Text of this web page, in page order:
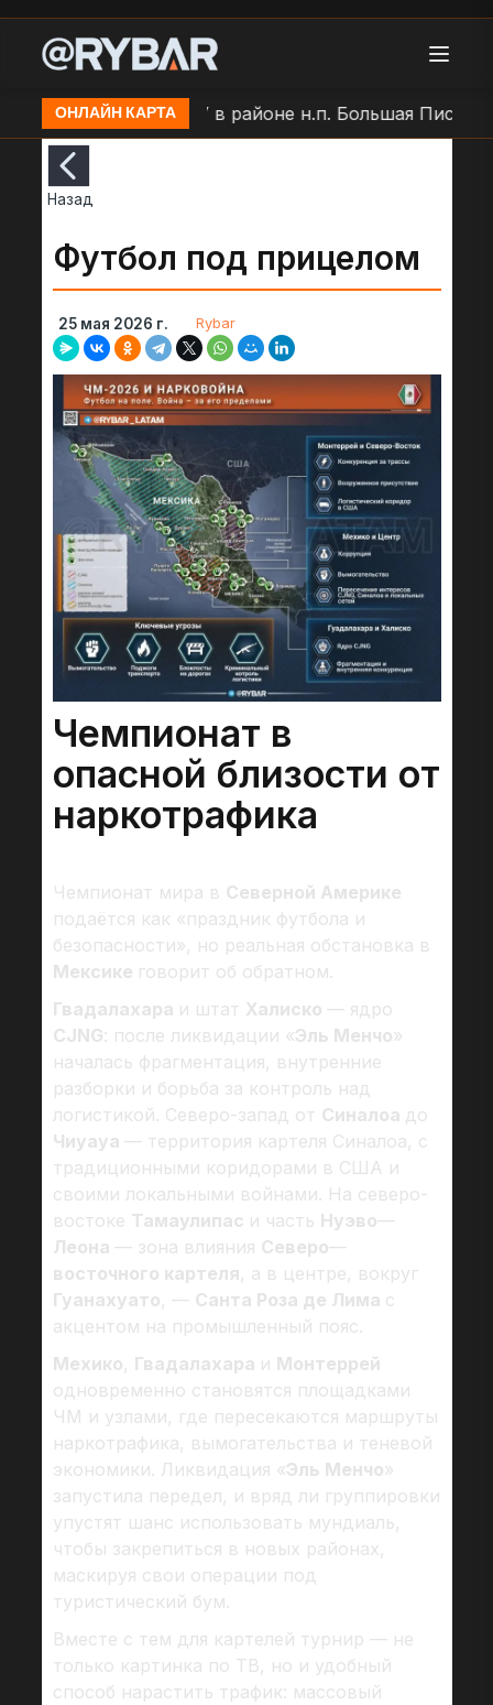
ОНЛАЙН КАРТА
по позиции ВСУ в районе н.п. Большая Писаревка
Назад
Футбол под прицелом
25 мая 2026 г. Rybar
Чемпионат в
опасной близости от
наркотрафика
Чемпионат мира в Северной Америке
подаётся как «праздник футбола и
безопасности», но реальная обстановка в
Мексике говорит об обратном.
Гвадалахара и штат Халиско — ядро
CJNG: после ликвидации «Эль Менчо»
началась фрагментация, внутренние
разборки и борьба за контроль над
логистикой. Северо-запад от Синалоа до
Чиуауа — территория картеля Синалоа, с
традиционными коридорами в США и
своими локальными войнами. На северо-
востоке Тамаулипас и часть Нуэво—
Леона — зона влияния Северо—
восточного картеля, а в центре, вокруг
Гуанахуато, — Санта Роза де Лима с
акцентом на промышленный пояс.
Мехико, Гвадалахара и Монтеррей
одновременно становятся площадками
ЧМ и узлами, где пересекаются маршруты
наркотрафика, вымогательства и теневой
экономики. Ликвидация «Эль Менчо»
запустила передел, и вряд ли группировки
упустят шанс использовать мундиаль,
чтобы закрепиться в новых районах,
маскируя свои операции под
туристический бум.
Вместе с тем для картелей турнир — не
только картинка по ТВ, но и удобный
способ нарастить трафик: массовый